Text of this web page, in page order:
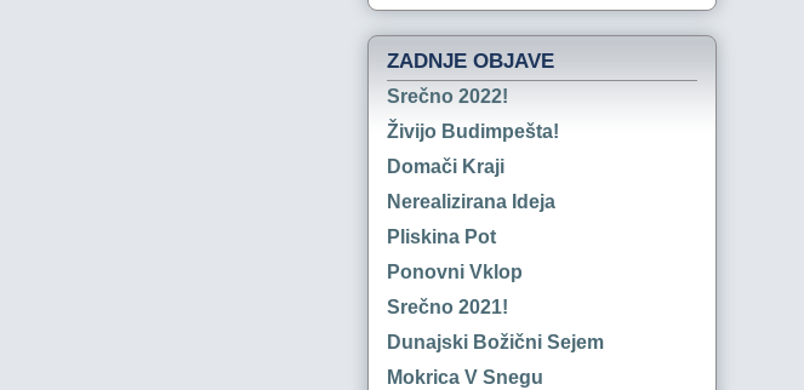
ZADNJE OBJAVE
Srečno 2022!
Živijo Budimpešta!
Domači Kraji
Nerealizirana Ideja
Pliskina Pot
Ponovni Vklop
Srečno 2021!
Dunajski Božični Sejem
Mokrica V Snegu